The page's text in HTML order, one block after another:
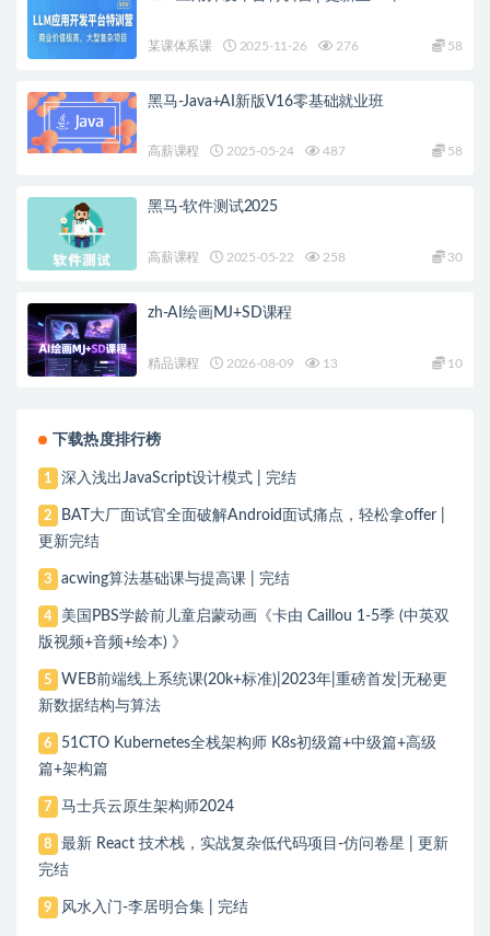
某课体系课 2025-11-26 276 58
黑马-Java+AI新版V16零基础就业班
高薪课程 2025-05-24 487 58
黑马-软件测试2025
高薪课程 2025-05-22 258 30
zh-AI绘画MJ+SD课程
精品课程 2026-08-09 13 10
下载热度排行榜
1 深入浅出JavaScript设计模式 | 完结
2
BAT大厂面试官全面破解Android面试痛点，轻松拿offer |
更新完结
3 acwing算法基础课与提高课 | 完结
4
美国PBS学龄前儿童启蒙动画《卡由 Caillou 1-5季 (中英双
版视频+音频+绘本) 》
5
WEB前端线上系统课(20k+标准)|2023年|重磅首发|无秘更
新数据结构与算法
6
51CTO Kubernetes全栈架构师 K8s初级篇+中级篇+高级
篇+架构篇
7 马士兵云原生架构师2024
8
最新 React 技术栈，实战复杂低代码项目-仿问卷星 | 更新
完结
9 风水入门-李居明合集 | 完结